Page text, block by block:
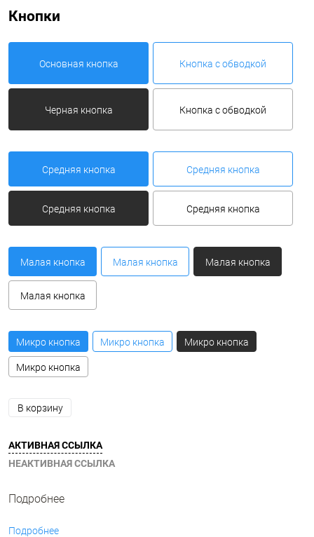
Кнопки
Основная кнопка Кнопка с обводкой
Черная кнопка Кнопка с обводкой
Средняя кнопка Средняя кнопка
Средняя кнопка Средняя кнопка
Малая кнопка Малая кнопка Малая кнопка
Малая кнопка
Микро кнопка Микро кнопка Микро кнопка
Микро кнопка
В корзину
АКТИВНАЯ ССЫЛКА
НЕАКТИВНАЯ ССЫЛКА
Подробнее
Подробнее